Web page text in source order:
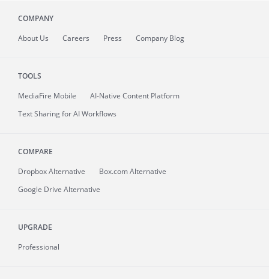
COMPANY
About Us Careers Press Company Blog
TOOLS
MediaFire Mobile
AI-Native Content Platform
Text Sharing for AI Workflows
COMPARE
Dropbox Alternative
Box.com Alternative
Google Drive Alternative
UPGRADE
Professional